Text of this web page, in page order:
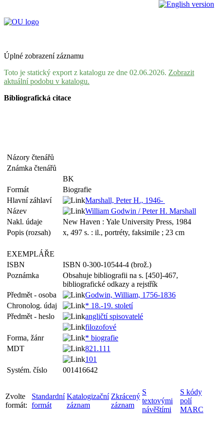
Úplné zobrazení záznamu
Toto je statický export z katalogu ze dne 02.06.2026. Zobrazit
aktuální podobu v katalogu.
Bibliografická citace
Názory čtenářů
Známka čtenářů
BK
Formát
Biografie
Hlavní záhlaví
Marshall, Peter H., 1946-
Název
William Godwin / Peter H. Marshall
Nakl. údaje
New Haven : Yale University Press, 1984
Popis (rozsah)
x, 497 s. : il., portréty, faksimile ; 23 cm
EXEMPLÁŘE
ISBN
ISBN 0-300-10544-4 (brož.)
Poznámka
Obsahuje bibliografii na s. [450]-467,
bibliografické odkazy a rejstřík
Předmět - osoba
Godwin, William, 1756-1836
Chronolog. údaj
* 18.-19. století
Předmět - heslo
angličtí spisovatelé
filozofové
Forma, žánr
* biografie
MDT
821.111
101
Systém. číslo
001416642
Zvolte
formát:
Standardní
formát
Katalogizační
záznam
Zkrácený
záznam
S
textovými
návěštími
S kódy
polí
MARC